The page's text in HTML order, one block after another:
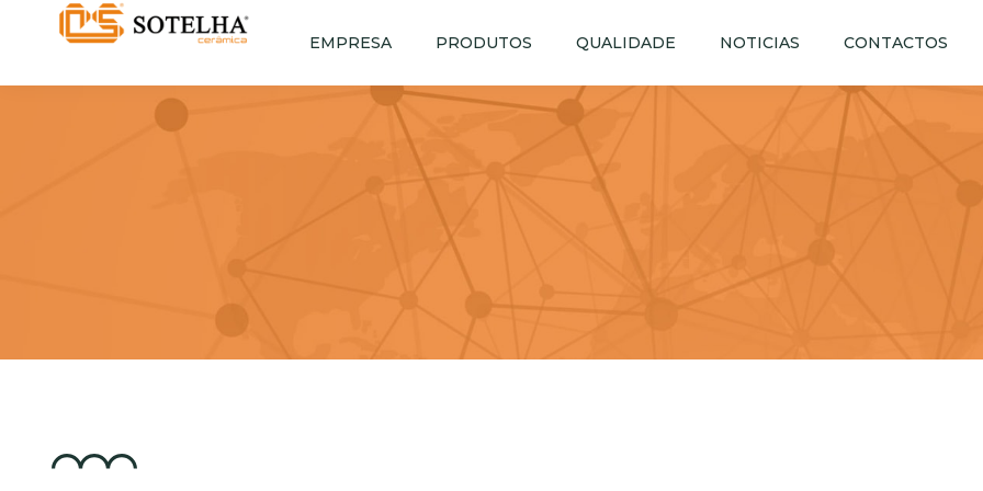
EMPRESA PRODUTOS QUALIDADE NOTICIAS CONTACTOS